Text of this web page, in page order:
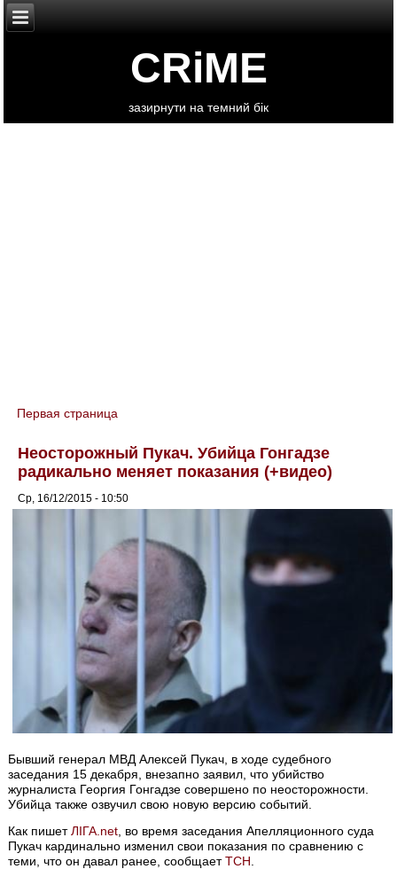
CRiME
зазирнути на темний бік
You are here
Первая страница
Неосторожный Пукач. Убийца Гонгадзе
радикально меняет показания (+видео)
Ср, 16/12/2015 - 10:50
Бывший генерал МВД Алексей Пукач, в ходе судебного
заседания 15 декабря, внезапно заявил, что убийство
журналиста Георгия Гонгадзе совершено по неосторожности.
Убийца также озвучил свою новую версию событий.
Как пишетЛІГА.net , во время заседания Апелляционного суда
Пукач кардинально изменил свои показания по сравнению с
теми, что он давал ранее, сообщаетТСН